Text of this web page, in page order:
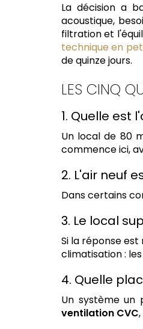
La décision a
acoustique,
filtration et
technique en
de quinze jours.
LES CINQ
1. Quelle est
Un local de 80
commence ici,
2. L'air neuf
Dans certains
3. Le local
Si la réponse
climatisation :
4. Quelle
Un système un
ventilation CVC